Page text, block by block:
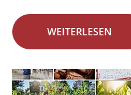
WEITERLESEN